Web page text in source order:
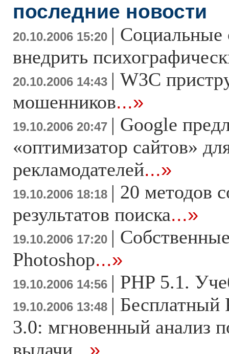
последние новости
20.10.2006 15:20 | Социальные
внедрить
20.10.2006 14:43 | W3C
мошенников...»
19.10.2006 20:47 | Google
«оптимизатор сайтов»
рекламодателей...»
19.10.2006 18:18 | 20 методов
результатов поиска...»
19.10.2006 17:20 |
Photoshop...»
19.10.2006 14:56 | PHP 5.1.
19.10.2006 13:48 | Бесплатный
3.0: мгновенный анализ
выдачи ...»